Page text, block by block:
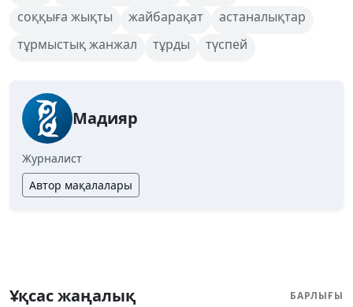
соққыға жықты
жайбарақат
астаналықтар
тұрмыстық жанжал
тұрды түспей
Мадияр
Журналист
Автор мақалалары
Ұқсас жаңалық БАРЛЫҒЫ